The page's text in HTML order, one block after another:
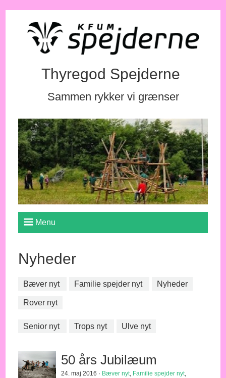
Thyregod Spejderne
Sammen rykker vi grænser
Menu
Nyheder
Bæver nyt Familie spejder nyt Nyheder
Rover nyt
Senior nyt Trops nyt Ulve nyt
50 års Jubilæum
24. maj 2016 · Bæver nyt, Familie spejder nyt,